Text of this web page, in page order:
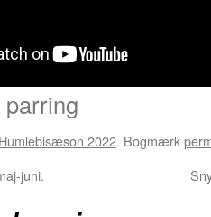
Humlebisæson 2022. Bogmærk
juni.